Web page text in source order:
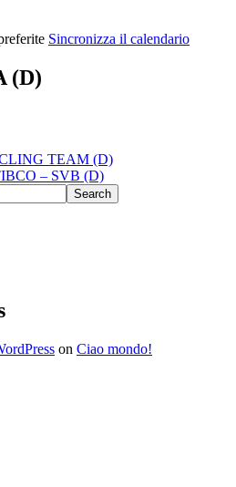
Sincronizza il calendario
(D)
TEAM (D)
– SVB (D)
on Ciao mondo!